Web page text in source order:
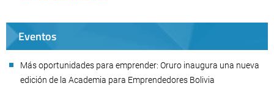
Eventos
Más oportunidades para emprender: Oruro inaugura una nueva
edición de la Academia para Emprendedores Bolivia